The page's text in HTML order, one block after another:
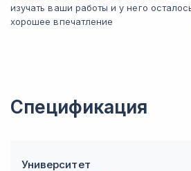
изучать ваши работы и у него
хорошее впечатление
Спецификация
Университет